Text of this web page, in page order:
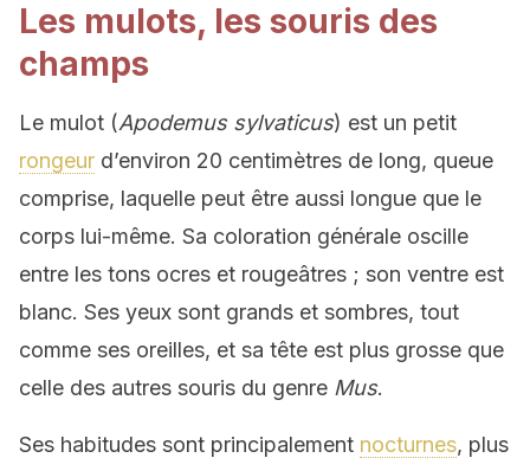
Les mulots, les souris des
champs
Le mulot (Apodemus sylvaticus) est un petit
rongeur d’environ 20 centimètres de long, queue
comprise, laquelle peut être aussi longue que le
corps lui-même. Sa coloration générale oscille
entre les tons ocres et rougeâtres ; son ventre est
blanc. Ses yeux sont grands et sombres, tout
comme ses oreilles, et sa tête est plus grosse que
celle des autres souris du genre Mus.
Ses habitudes sont principalement nocturnes, plus